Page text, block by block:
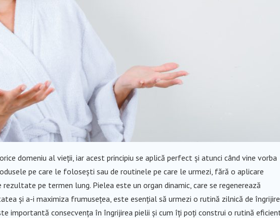
domeniu al vieții, iar acest principiu se aplică perfect și atunci când vine vorba
pe care le folosești sau de routinele pe care le urmezi, fără o aplicare
pe termen lung. Pielea este un organ dinamic, care se regenerează
și a-i maximiza frumusețea, este esențial să urmezi o rutină zilnică de
importantă consecvența în îngrijirea pielii și cum îți poți construi o rutină